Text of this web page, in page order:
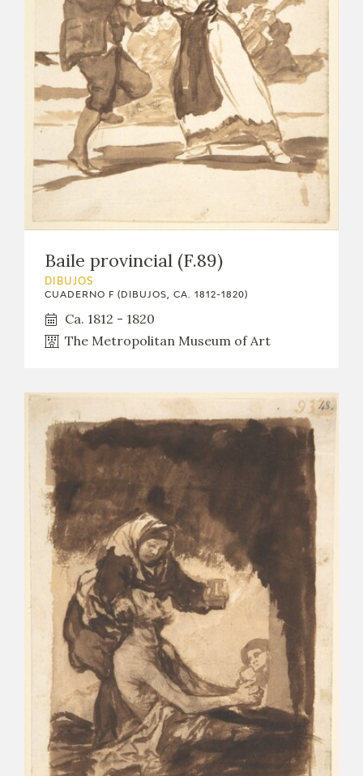
Baile provincial (F.89)
DIBUJOS
CUADERNO F (DIBUJOS, CA. 1812-1820)
Ca. 1812 - 1820
The Metropolitan Museum of Art